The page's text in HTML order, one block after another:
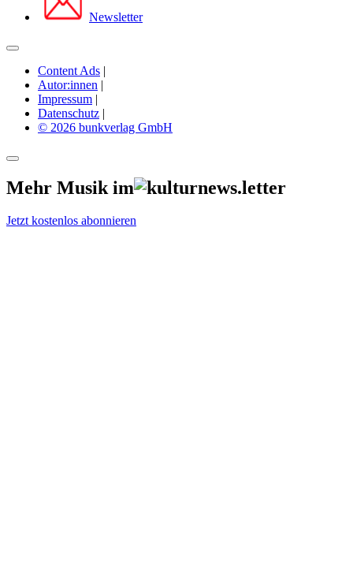
Newsletter
Content Ads |
Autor:innen |
Impressum |
Datenschutz |
© 2026 bunkverlag GmbH
Mehr Musik im
Jetzt kostenlos abonnieren